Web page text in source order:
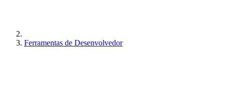
Ferramentas de Desenvolvedor